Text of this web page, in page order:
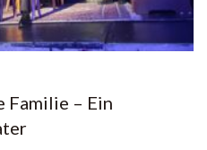
Familie – Ein